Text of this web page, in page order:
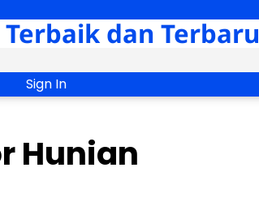
dan Terbaru
Sign In
Hunian